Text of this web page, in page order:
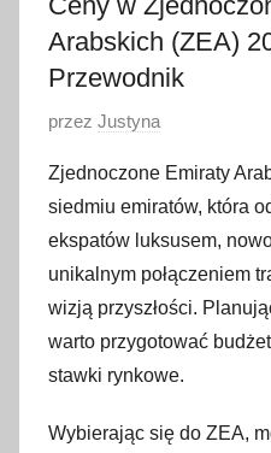
Arabskich (ZEA)
Przewodnik
O
u
b
l
i
k
o
w
n
przez Justyna
Zjednoczone Emiraty
siedmiu emiratów, która
ekspatów luksusem,
unikalnym połączeniem
wizją przyszłości.
warto przygotować
stawki rynkowe.
Wybierając się do ZEA,